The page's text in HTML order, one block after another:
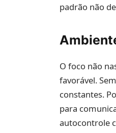
padrão não
O foco não
favorável.
constantes.
para
autocontrole